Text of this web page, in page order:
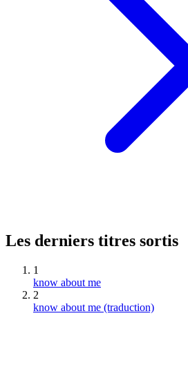
Les derniers titres sortis
1
know about me
2
know about me (traduction)